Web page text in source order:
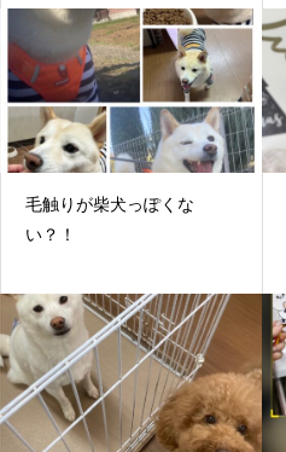
毛触りが柴犬っぽくな
い？！